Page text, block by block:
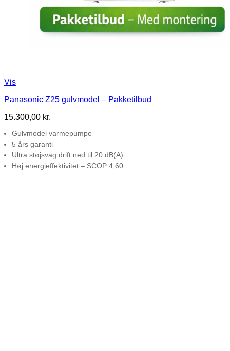
Vis
Panasonic Z25 gulvmodel – Pakketilbud
15.300,00 kr.
Gulvmodel varmepumpe
5 års garanti
Ultra støjsvag drift ned til 20 dB(A)
Høj energieffektivitet – SCOP 4,60